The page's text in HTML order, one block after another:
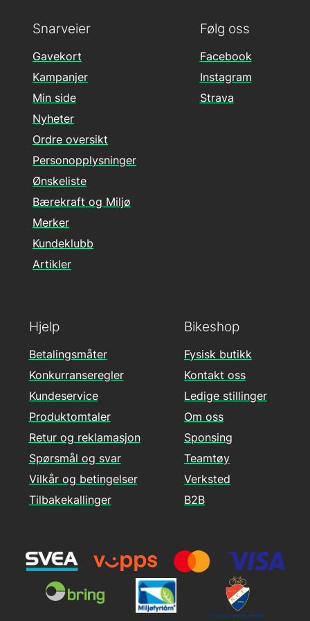
Følg oss
Facebook
Instagram
Strava
Hjelp
Betalingsmåter
Konkurranseregler
Kundeservice
Produktomtaler
Retur og reklamasjon
Spørsmål og svar
Vilkår og betingelser
Tilbakekallinger
Snarveier
Gavekort
Kampanjer
Min side
Nyheter
Ordre oversikt
Personopplysninger
Ønskeliste
Bærekraft og Miljø
Merker
Kundeklubb
Artikler
Bikeshop
Fysisk butikk
Kontakt oss
Ledige stillinger
Om oss
Sponsing
Teamtøy
Verksted
B2B